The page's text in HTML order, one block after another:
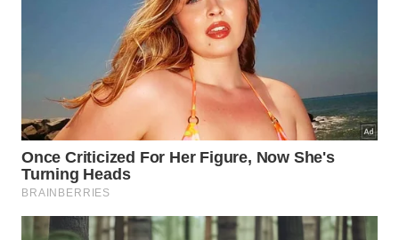
Lido no cotidiano, esse princípio ajuda quem adia
tarefas por imaginar que tudo precisa nascer
perfeito. Em vez de esperar disposição absoluta, a
pessoa pode ajustar o ambiente, simplificar a
presença .